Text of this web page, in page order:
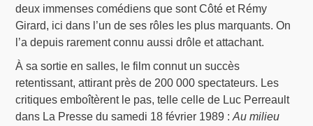
deux immenses comédiens que sont Côté et Rémy
Girard, ici dans l’un de ses rôles les plus marquants. On
l’a depuis rarement connu aussi drôle et attachant.
À sa sortie en salles, le film connut un succès
retentissant, attirant près de 200 000 spectateurs. Les
critiques emboîtèrent le pas, telle celle de Luc Perreault
dans La Presse du samedi 18 février 1989 :Au milieu